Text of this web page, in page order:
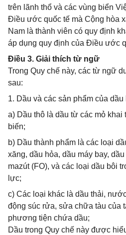
trên lãnh thổ và các vùng biển
Điều ước quốc tế mà Cộng hòa
Nam là thành viên có quy định
áp dụng quy định của Điều ước
Điều 3. Giải thích từ ngữ
Trong Quy chế này, các từ ngữ
sau:
1. Dầu và các sản phẩm của dầu
a) Dầu thô là dầu từ các mỏ khai
biến;
b) Dầu thành phẩm là các loại
xăng, dầu hỏa, dầu máy bay,
mazút (FO), và các loại dầu bôi
lực;
c) Các loại khác là dầu thải,
động súc rửa, sửa chữa tàu của
phương tiện chứa dầu;
Dầu trong Quy chế này được